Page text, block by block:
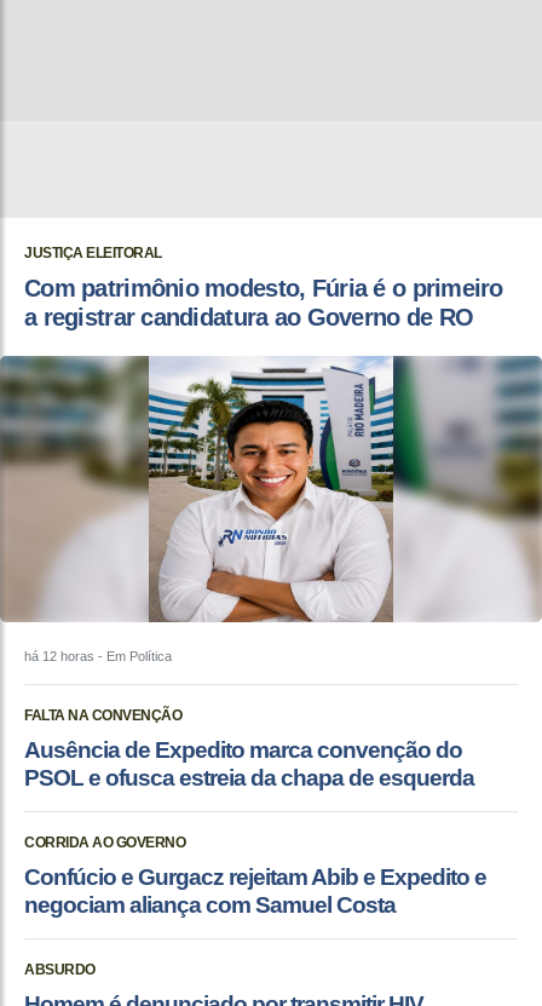
JUSTIÇA ELEITORAL
Com patrimônio modesto, Fúria é o primeiro
a registrar candidatura ao Governo de RO
há 12 horas - Em Política
FALTA NA CONVENÇÃO
Ausência de Expedito marca convenção do
PSOL e ofusca estreia da chapa de esquerda
CORRIDA AO GOVERNO
Confúcio e Gurgacz rejeitam Abib e Expedito e
negociam aliança com Samuel Costa
ABSURDO